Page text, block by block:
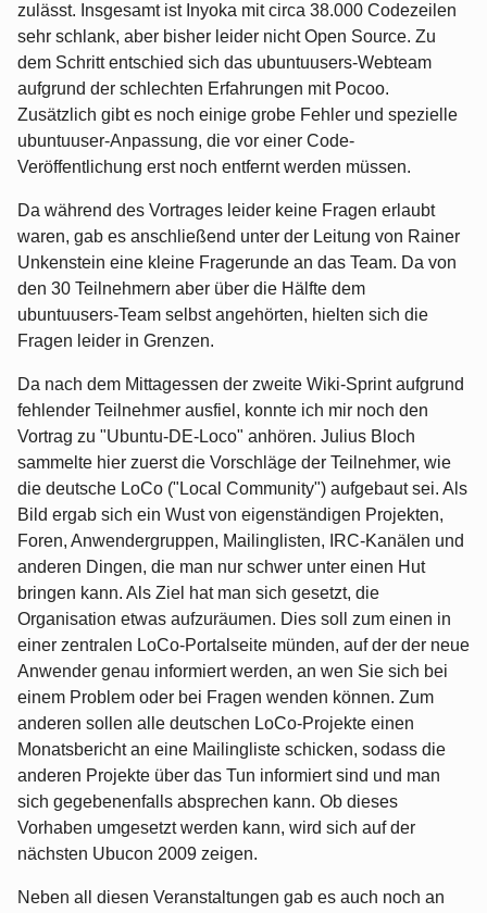
zulässt. Insgesamt ist Inyoka mit circa 38.000 Codezeilen
sehr schlank, aber bisher leider nicht Open Source. Zu
dem Schritt entschied sich das ubuntuusers-Webteam
aufgrund der schlechten Erfahrungen mit Pocoo.
Zusätzlich gibt es noch einige grobe Fehler und spezielle
ubuntuuser-Anpassung, die vor einer Code-
Veröffentlichung erst noch entfernt werden müssen.
Da während des Vortrages leider keine Fragen erlaubt
waren, gab es anschließend unter der Leitung von Rainer
Unkenstein eine kleine Fragerunde an das Team. Da von
den 30 Teilnehmern aber über die Hälfte dem
ubuntuusers-Team selbst angehörten, hielten sich die
Fragen leider in Grenzen.
Da nach dem Mittagessen der zweite Wiki-Sprint aufgrund
fehlender Teilnehmer ausfiel, konnte ich mir noch den
Vortrag zu "Ubuntu-DE-Loco" anhören. Julius Bloch
sammelte hier zuerst die Vorschläge der Teilnehmer, wie
die deutsche LoCo ("Local Community") aufgebaut sei. Als
Bild ergab sich ein Wust von eigenständigen Projekten,
Foren, Anwendergruppen, Mailinglisten, IRC-Kanälen und
anderen Dingen, die man nur schwer unter einen Hut
bringen kann. Als Ziel hat man sich gesetzt, die
Organisation etwas aufzuräumen. Dies soll zum einen in
einer zentralen LoCo-Portalseite münden, auf der der neue
Anwender genau informiert werden, an wen Sie sich bei
einem Problem oder bei Fragen wenden können. Zum
anderen sollen alle deutschen LoCo-Projekte einen
Monatsbericht an eine Mailingliste schicken, sodass die
anderen Projekte über das Tun informiert sind und man
sich gegebenenfalls absprechen kann. Ob dieses
Vorhaben umgesetzt werden kann, wird sich auf der
nächsten Ubucon 2009 zeigen.
Neben all diesen Veranstaltungen gab es auch noch an